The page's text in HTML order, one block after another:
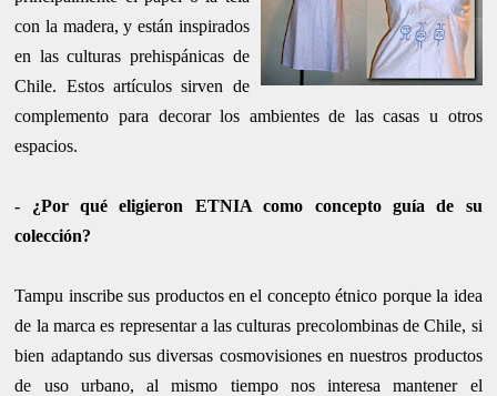
con la madera, y están inspirados
en las culturas prehispánicas de
Chile. Estos artículos sirven de
complemento para decorar los ambientes de las casas u otros
espacios.
- ¿Por qué eligieron ETNIA como concepto guía de su
colección?
Tampu inscribe sus productos en el concepto étnico porque la idea
de la marca es representar a las culturas precolombinas de Chile, si
bien adaptando sus diversas cosmovisiones en nuestros productos
de uso urbano, al mismo tiempo nos interesa mantener el